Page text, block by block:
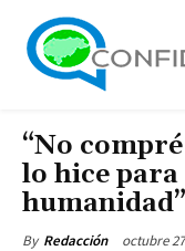
“No
lo hice
By Redacción octubre